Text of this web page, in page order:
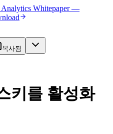
Analytics Whitepaper —
복사됨
키를 활성화